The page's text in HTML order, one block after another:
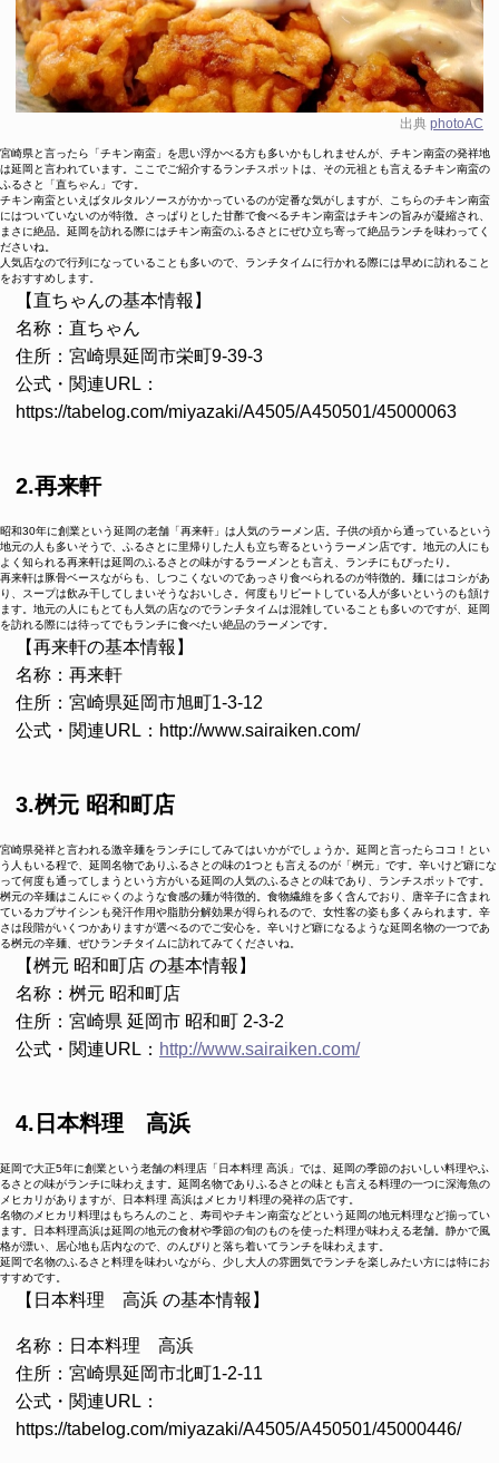
出典 photoAC
宮崎県と言ったら「チキン南蛮」を思い浮かべる方も多いかもしれませんが、チキン南蛮の発祥地
は延岡と言われています。ここでご紹介するランチスポットは、その元祖とも言えるチキン南蛮の
ふるさと「直ちゃん」です。
チキン南蛮といえばタルタルソースがかかっているのが定番な気がしますが、こちらのチキン南蛮
にはついていないのが特徴。さっぱりとした甘酢で食べるチキン南蛮はチキンの旨みが凝縮され、
まさに絶品。延岡を訪れる際にはチキン南蛮のふるさとにぜひ立ち寄って絶品ランチを味わってく
ださいね。
人気店なので行列になっていることも多いので、ランチタイムに行かれる際には早めに訪れること
をおすすめします。
【直ちゃんの基本情報】
名称：直ちゃん
住所：宮崎県延岡市栄町9-39-3
公式・関連URL：
https://tabelog.com/miyazaki/A4505/A450501/45000063
2.再来軒
昭和30年に創業という延岡の老舗「再来軒」は人気のラーメン店。子供の頃から通っているという
地元の人も多いそうで、ふるさとに里帰りした人も立ち寄るというラーメン店です。地元の人にも
よく知られる再来軒は延岡のふるさとの味がするラーメンとも言え、ランチにもぴったり。
再来軒は豚骨ベースながらも、しつこくないのであっさり食べられるのが特徴的。麺にはコシがあ
り、スープは飲み干してしまいそうなおいしさ。何度もリピートしている人が多いというのも頷け
ます。地元の人にもとても人気の店なのでランチタイムは混雑していることも多いのですが、延岡
を訪れる際には待ってでもランチに食べたい絶品のラーメンです。
【再来軒の基本情報】
名称：再来軒
住所：宮崎県延岡市旭町1-3-12
公式・関連URL：http://www.sairaiken.com/
3.桝元 昭和町店
宮崎県発祥と言われる激辛麺をランチにしてみてはいかがでしょうか。延岡と言ったらココ！とい
う人もいる程で、延岡名物でありふるさとの味の1つとも言えるのが「桝元」です。辛いけど癖にな
って何度も通ってしまうという方がいる延岡の人気のふるさとの味であり、ランチスポットです。
桝元の辛麺はこんにゃくのような食感の麺が特徴的。食物繊維を多く含んでおり、唐辛子に含まれ
ているカプサイシンも発汗作用や脂肪分解効果が得られるので、女性客の姿も多くみられます。辛
さは段階がいくつかありますが選べるのでご安心を。辛いけど癖になるような延岡名物の一つであ
る桝元の辛麺、ぜひランチタイムに訪れてみてくださいね。
【桝元 昭和町店 の基本情報】
名称：桝元 昭和町店
住所： 宮崎県 延岡市 昭和町 2-3-2
公式・関連URL： http://www.sairaiken.com/
4.日本料理 高浜
延岡で大正5年に創業という老舗の料理店「日本料理 高浜」では、延岡の季節のおいしい料理やふ
るさとの味がランチに味わえます。延岡名物でありふるさとの味とも言える料理の一つに深海魚の
メヒカリがありますが、日本料理 高浜はメヒカリ料理の発祥の店です。
名物のメヒカリ料理はもちろんのこと、寿司やチキン南蛮などという延岡の地元料理など揃ってい
ます。日本料理高浜は延岡の地元の食材や季節の旬のものを使った料理が味わえる老舗。静かで風
格が漂い、居心地も店内なので、のんびりと落ち着いてランチを味わえます。
延岡で名物のふるさと料理を味わいながら、少し大人の雰囲気でランチを楽しみたい方には特にお
すすめです。
【日本料理 高浜 の基本情報】
名称：日本料理 高浜
住所：宮崎県延岡市北町1-2-11
公式・関連URL：
https://tabelog.com/miyazaki/A4505/A450501/45000446/